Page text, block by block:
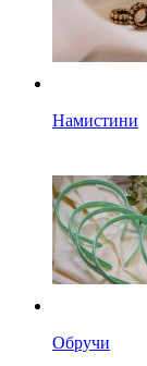
Намистини
Обручи